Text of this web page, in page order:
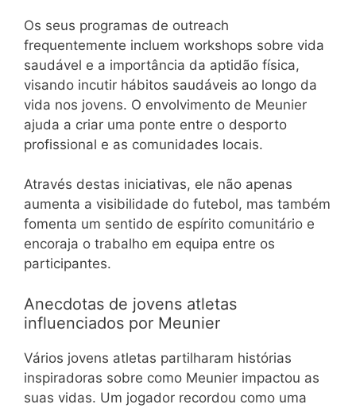
Os seus programas de outreach
frequentemente incluem workshops sobre vida
saudável e a importância da aptidão física,
visando incutir hábitos saudáveis ao longo da
vida nos jovens. O envolvimento de Meunier
ajuda a criar uma ponte entre o desporto
profissional e as comunidades locais.
Através destas iniciativas, ele não apenas
aumenta a visibilidade do futebol, mas também
fomenta um sentido de espírito comunitário e
encoraja o trabalho em equipa entre os
participantes.
Anecdotas de jovens atletas
influenciados por Meunier
Vários jovens atletas partilharam histórias
inspiradoras sobre como Meunier impactou as
suas vidas. Um jogador recordou como uma